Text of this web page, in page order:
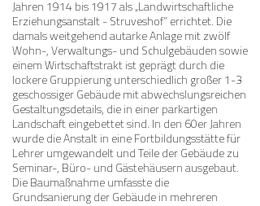
Jahren 1914 bis 1917 als „Landwirtschaftliche
Erziehungsanstalt - Struveshof“ errichtet. Die
damals weitgehend autarke Anlage mit zwölf
Wohn-, Verwaltungs- und Schulgebäuden sowie
einem Wirtschaftstrakt ist geprägt durch die
lockere Gruppierung unterschiedlich großer 1-3
geschossiger Gebäude mit abwechslungsreichen
Gestaltungsdetails, die in einer parkartigen
Landschaft eingebettet sind. In den 60er Jahren
wurde die Anstalt in eine Fortbildungsstätte für
Lehrer umgewandelt und Teile der Gebäude zu
Seminar-, Büro- und Gästehäusern ausgebaut.
Die Baumaßnahme umfasste die
Grundsanierung der Gebäude in mehreren